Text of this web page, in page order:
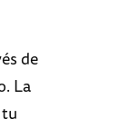
de
La